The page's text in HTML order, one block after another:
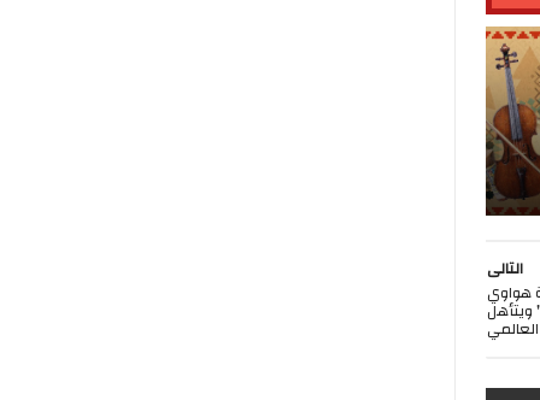
التالى
هواوي
لتكنولوجيا المعلومات والاتصالات 2023-2024" ويتأهل